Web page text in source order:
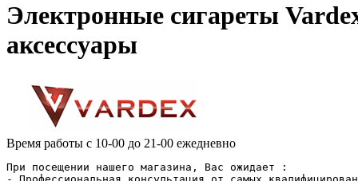
Электронные сигареты
аксессуары
Время работы с 10-00 до 21-00 ежедневно
При посещении нашего магазина, Вас ожидает :